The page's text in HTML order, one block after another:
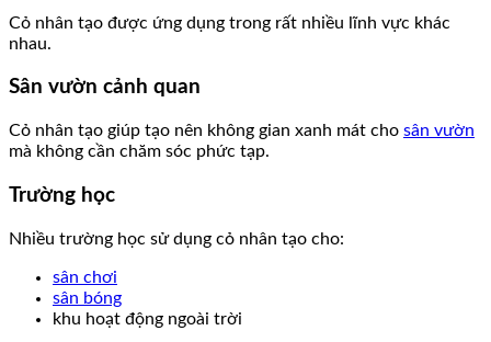
Cỏ nhân tạo được ứng dụng trong rất nhiều lĩnh vực khác
nhau.
Sân vườn cảnh quan
Cỏ nhân tạo giúp tạo nên không gian xanh mát cho sân vườn
mà không cần chăm sóc phức tạp.
Trường học
Nhiều trường học sử dụng cỏ nhân tạo cho:
sân chơi
sân bóng
khu hoạt động ngoài trời